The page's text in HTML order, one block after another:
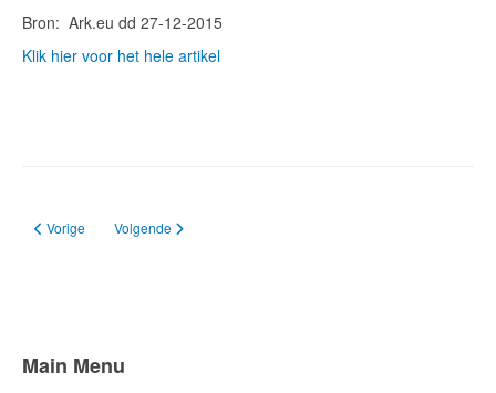
Bron: Ark.eu dd 27-12-2015
Klik hier voor het hele artikel
Vorig artikel: Een otter in hartje Groningen!
Vorige Volgende artikel: Nu al ottersporen onder net geopende
Volgende
Main Menu